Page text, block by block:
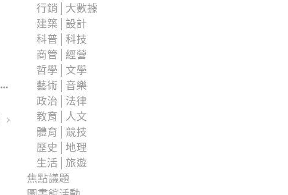
行銷│大數據
建築│設計
科普│科技
商管│經營
哲學│文學
藝術│音樂
政治│法律
教育│人文
體育│競技
歷史│地理
生活│旅遊
焦點議題